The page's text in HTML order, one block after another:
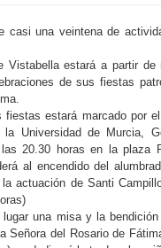
casi una veintena de
Vistabella estará a partir de
de sus fiestas
fiestas estará marcado por
Universidad de Murcia,
20.30 horas en la plaza
al encendido del
actuación de Santi
una misa y la
Señora del Rosario de